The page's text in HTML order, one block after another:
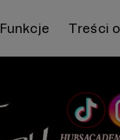
Funkcje Treści